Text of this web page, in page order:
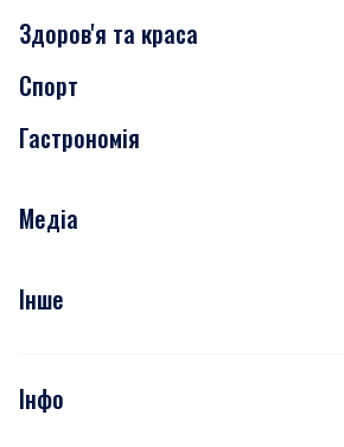
Сьогодні
Завтра
Субота
Здоров'я та краса
Медицина
Краса
Спорт
Гастрономія
Рецепти
Медіа
Фото
Подкасти
Інше
Тести
Інфо